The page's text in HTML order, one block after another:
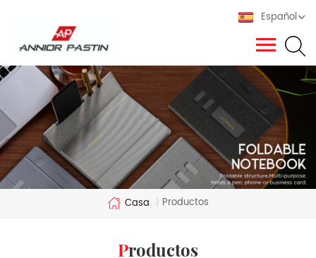
Español
Casa | Productos
Productos